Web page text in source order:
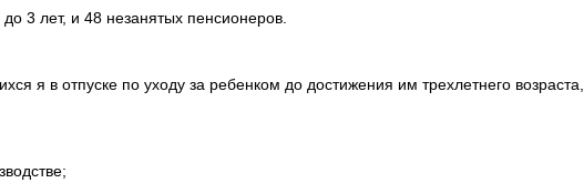
3 лет, и 48 незанятых пенсионеров.
я в отпуске по уходу за ребенком до достижения им трехлетнего